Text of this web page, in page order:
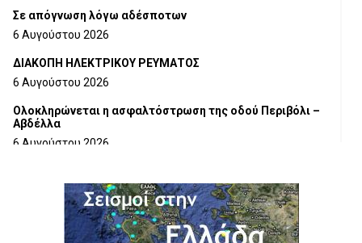
Σε απόγνωση λόγω αδέσποτων
6 Αυγούστου 2026
ΔΙΑΚΟΠΗ ΗΛΕΚΤΡΙΚΟΥ ΡΕΥΜΑΤΟΣ
6 Αυγούστου 2026
Ολοκληρώνεται η ασφαλτόστρωση της οδού Περιβόλι –
Αβδέλλα
6 Αυγούστου 2026
5 Αυγούστου 2026
Ο ΑΝΔΡΕΑΣ ΑΣΛΑΝΙΔΗΣ ΣΥΝΕΧΙΖΕΙ ΣΤΟΝ ΠΡΩΤΕΑ
ΓΡΕΒΕΝΩΝ